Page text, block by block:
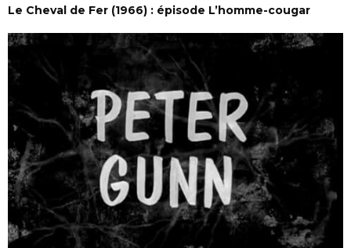
Le Cheval de Fer (1966) : épisode L’homme-cougar